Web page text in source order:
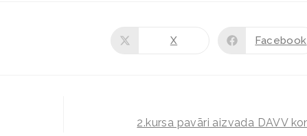
X Facebook
2.kursa pavāri aizvada DAVV